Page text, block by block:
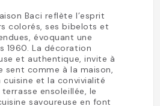
Baci reflète l’esprit
colorés, ses bibelots et
évoquant une
1960. La décoration
et authentique, invite à
sent comme à la maison,
cuisine et la convivialité
ensoleillée, le
savoureuse en font